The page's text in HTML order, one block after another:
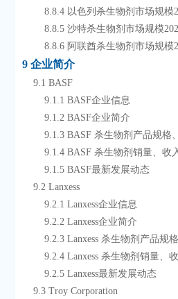
8.8.4 以色列杀生物剂市场规
8.8.5 沙特杀生物剂市场规模
8.8.6 阿联酋杀生物剂市场规
9 企业简介
    9.1 BASF
        9.1.1 BASF企业信息
        9.1.2 BASF企业简介
9.1.3 BASF 杀生物剂产品
9.1.4 BASF 杀生物剂销量
        9.1.5 BASF最新发展动态
    9.2 Lanxess
        9.2.1 Lanxess企业信息
        9.2.2 Lanxess企业简介
9.2.3 Lanxess 杀生物剂产
9.2.4 Lanxess 杀生物剂销
        9.2.5 Lanxess最新发展动态
    9.3 Troy Corporation